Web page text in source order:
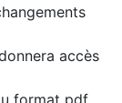
accès
format pdf